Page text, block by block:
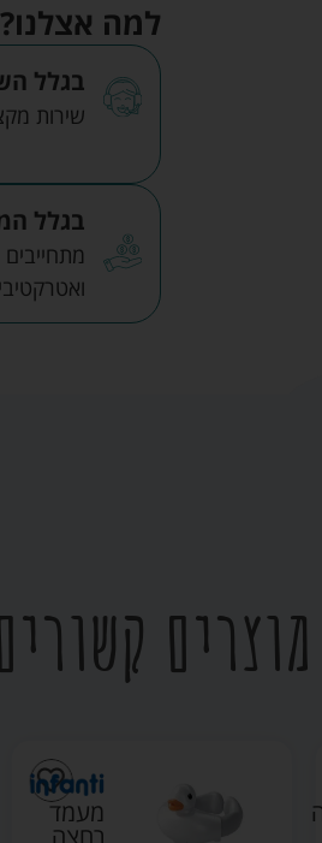
למה אצלנו?
בגלל
שירות
בגלל
מתחייבים
מוצרים
מעמד
רחצה